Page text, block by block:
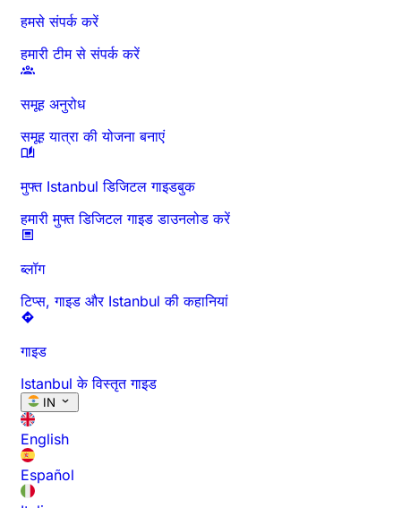
हमसे संपर्क करें
हमारी टीम से संपर्क करें
समूह अनुरोध
समूह यात्रा की योजना बनाएं
मुफ्त Istanbul डिजिटल गाइडबुक
हमारी मुफ्त डिजिटल गाइड डाउनलोड करें
ब्लॉग
टिप्स, गाइड और Istanbul की कहानियां
गाइड
Istanbul के विस्तृत गाइड
IN
English
Español